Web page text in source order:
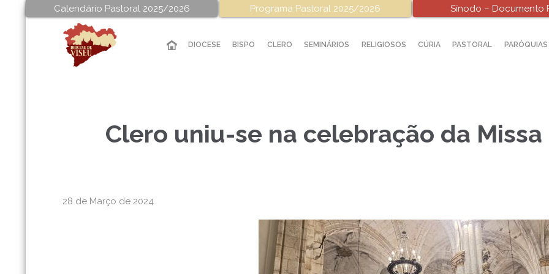
Calendário Pastoral 2025/2026 Programa Pastoral 2025/2026 Sínodo – Documento
DIOCESE BISPO CLERO SEMINÁRIOS RELIGIOSOS CÚRIA PASTORAL PARÓQUIAS
Clero uniu-se na celebração da
28 de Março de 2024